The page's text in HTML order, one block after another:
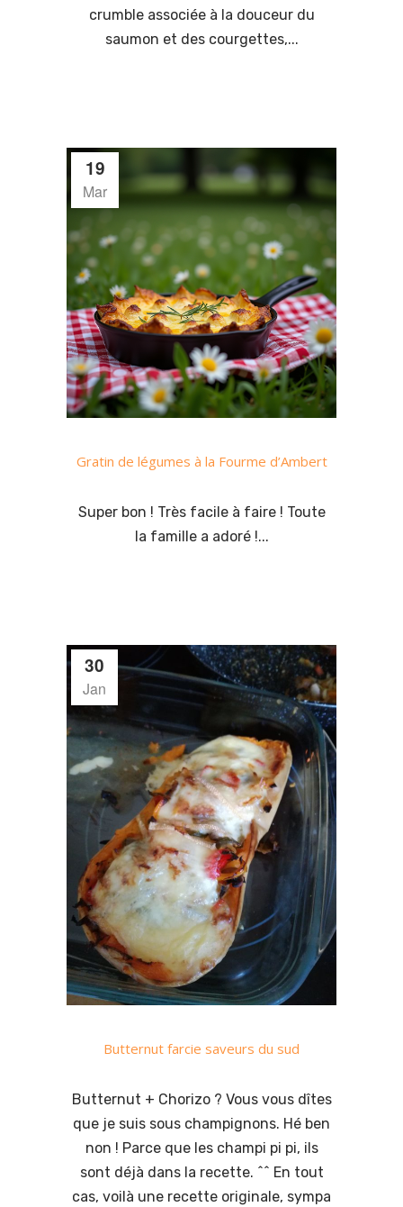
crumble associée à la douceur du
saumon et des courgettes,...
19
Mar
Gratin de légumes à la Fourme d’Ambert
Super bon ! Très facile à faire ! Toute
la famille a adoré !...
30
Jan
Butternut farcie saveurs du sud
Butternut + Chorizo ? Vous vous dîtes
que je suis sous champignons. Hé ben
non ! Parce que les champi pi pi, ils
sont déjà dans la recette. ^^ En tout
cas, voilà une recette originale, sympa